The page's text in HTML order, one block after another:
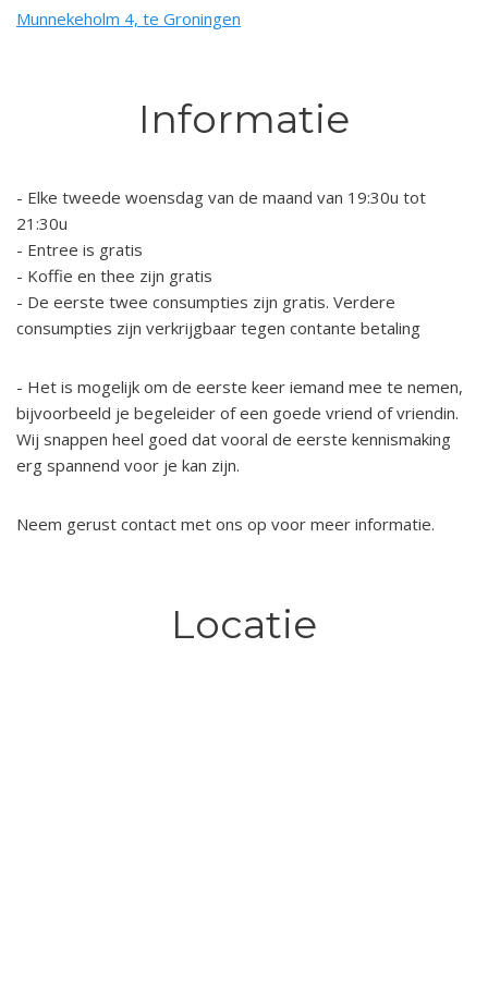
Munnekeholm 4, te Groningen
Informatie
- Elke tweede woensdag van de maand van 19:30u tot
21:30u
- Entree is gratis
- Koffie en thee zijn gratis
- De eerste twee consumpties zijn gratis. Verdere
consumpties zijn verkrijgbaar tegen contante betaling
- Het is mogelijk om de eerste keer iemand mee te nemen,
bijvoorbeeld je begeleider of een goede vriend of vriendin.
Wij snappen heel goed dat vooral de eerste kennismaking
erg spannend voor je kan zijn.
Neem gerust contact met ons op voor meer informatie.
Locatie